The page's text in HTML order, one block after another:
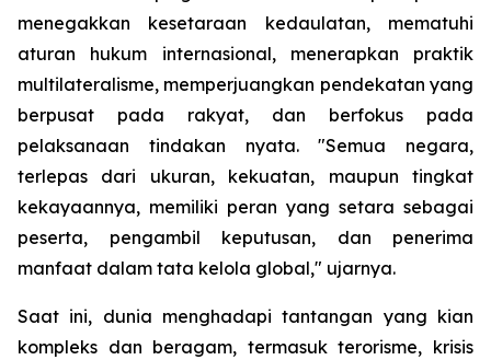
menegakkan kesetaraan kedaulatan, mematuhi
aturan hukum internasional, menerapkan praktik
multilateralisme, memperjuangkan pendekatan yang
berpusat pada rakyat, dan berfokus pada
pelaksanaan tindakan nyata. "Semua negara,
terlepas dari ukuran, kekuatan, maupun tingkat
kekayaannya, memiliki peran yang setara sebagai
peserta, pengambil keputusan, dan penerima
manfaat dalam tata kelola global," ujarnya.
Saat ini, dunia menghadapi tantangan yang kian
kompleks dan beragam, termasuk terorisme, krisis